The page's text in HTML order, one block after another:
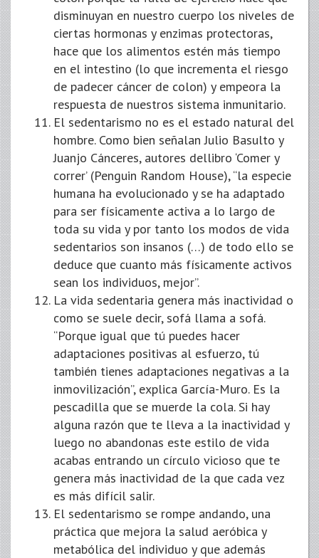
disminuyan en nuestro cuerpo los niveles de
ciertas hormonas y enzimas protectoras,
hace que los alimentos estén más tiempo
en el intestino (lo que incrementa el riesgo
de padecer cáncer de colon) y empeora la
respuesta de nuestros sistema inmunitario.
El sedentarismo no es el estado natural del
hombre. Como bien señalan Julio Basulto y
Juanjo Cánceres, autores dellibro ‘Comer y
correr’ (Penguin Random House), “la especie
humana ha evolucionado y se ha adaptado
para ser físicamente activa a lo largo de
toda su vida y por tanto los modos de vida
sedentarios son insanos (…) de todo ello se
deduce que cuanto más físicamente activos
sean los individuos, mejor”.
La vida sedentaria genera más inactividad o
como se suele decir, sofá llama a sofá.
“Porque igual que tú puedes hacer
adaptaciones positivas al esfuerzo, tú
también tienes adaptaciones negativas a la
inmovilización”, explica García-Muro. Es la
pescadilla que se muerde la cola. Si hay
alguna razón que te lleva a la inactividad y
luego no abandonas este estilo de vida
acabas entrando un círculo vicioso que te
genera más inactividad de la que cada vez
es más difícil salir.
El sedentarismo se rompe andando, una
práctica que mejora la salud aeróbica y
metabólica del individuo y que además